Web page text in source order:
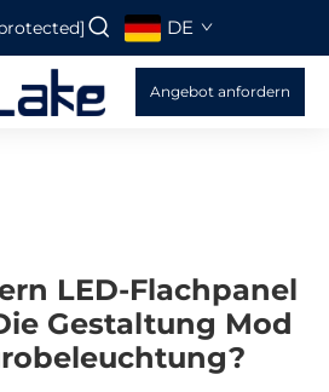
DE
Angebot anfordern
LED-Flachpanel
Gestaltung Mod